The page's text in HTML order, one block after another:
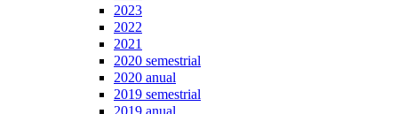
2023
2022
2021
2020 semestrial
2020 anual
2019 semestrial
2019 anual